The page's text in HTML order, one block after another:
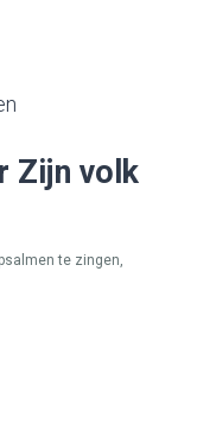
Zijn volk
te zingen,